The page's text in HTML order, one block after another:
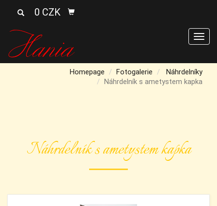
0 CZK
Homepage Fotogalerie
Náhrdelníky
Náhrdelník s ametystem kapka
Náhrdelník s ametystem kapka